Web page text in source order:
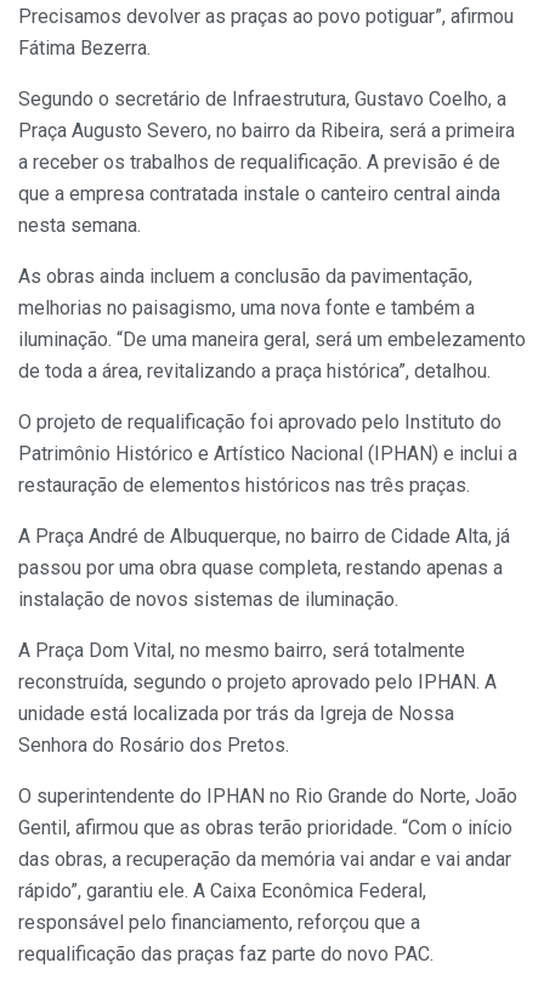
Precisamos devolver as praças ao povo potiguar”, afirmou
Fátima Bezerra.
Segundo o secretário de Infraestrutura, Gustavo Coelho, a
Praça Augusto Severo, no bairro da Ribeira, será a primeira
a receber os trabalhos de requalificação. A previsão é de
que a empresa contratada instale o canteiro central ainda
nesta semana.
As obras ainda incluem a conclusão da pavimentação,
melhorias no paisagismo, uma nova fonte e também a
iluminação. “De uma maneira geral, será um embelezamento
de toda a área, revitalizando a praça histórica”, detalhou.
O projeto de requalificação foi aprovado pelo Instituto do
Patrimônio Histórico e Artístico Nacional (IPHAN) e inclui a
restauração de elementos históricos nas três praças.
A Praça André de Albuquerque, no bairro de Cidade Alta, já
passou por uma obra quase completa, restando apenas a
instalação de novos sistemas de iluminação.
A Praça Dom Vital, no mesmo bairro, será totalmente
reconstruída, segundo o projeto aprovado pelo IPHAN. A
unidade está localizada por trás da Igreja de Nossa
Senhora do Rosário dos Pretos.
O superintendente do IPHAN no Rio Grande do Norte, João
Gentil, afirmou que as obras terão prioridade. “Com o início
das obras, a recuperação da memória vai andar e vai andar
rápido”, garantiu ele. A Caixa Econômica Federal,
responsável pelo financiamento, reforçou que a
requalificação das praças faz parte do novo PAC.